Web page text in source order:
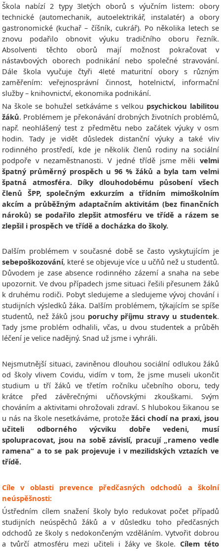
Škola nabízí 2 typy 3letých oborů s výučním listem: obory
technické (automechanik, autoelektrikář, instalatér) a obory
gastronomické (kuchař – číšník, cukrář). Po několika letech se
znovu podařilo obnovit výuku tradičního oboru řezník.
Absolventi těchto oborů mají možnost pokračovat v
nástavbových oborech podnikání nebo společné stravování.
Dále škola vyučuje čtyři 4leté maturitní obory s různým
zaměřením: veřejnosprávní činnost, hotelnictví, informační
služby – knihovnictví, ekonomika podnikání.
Na škole se bohužel setkáváme s velkou psychickou labilitou
žáků. Problémem je překonávání drobných životních problémů,
např. neohlášený test z předmětu nebo začátek výuky v osm
hodin. Tady je vidět důsledek distanční výuky a také vliv
rodinného prostředí, kde je několik členů rodiny na sociální
podpoře v nezaměstnanosti. V jedné třídě jsme měli velmi
špatný průměrný prospěch u 96 % žáků a byla tam velmi
špatná atmosféra. Díky dlouhodobému působení všech
členů ŠPP, společným exkurzím a třídním mimoškolním
akcím a průběžným adaptačním aktivitám (bez finančních
nároků) se podařilo zlepšit atmosféru ve třídě a rázem se
zlepšil i prospěch ve třídě a docházka do školy.
Dalším problémem v současné době se často vyskytujícím je
sebepoškozování, které se objevuje více u učňů než u studentů.
Důvodem je zase absence rodinného zázemí a snaha na sebe
upozornit. Ve dvou případech jsme situaci řešili přesunem žáků
k druhému rodiči. Pobyt sledujeme a sledujeme vývoj chování i
studijních výsledků žáka. Dalším problémem, týkajícím se spíše
studentů, než žáků jsou poruchy příjmu stravy u studentek.
Tady jsme problém odhalili, včas, u dvou studentek a průběh
léčení je velice nadějný. Snad už jsme i vyhráli.
Nejsmutnější situaci, zaviněnou dlouhou sociální odlukou žáků
od školy vlivem Covidu, vidím v tom, že jsme museli ukončit
studium u tří žáků ve třetím ročníku učebního oboru, tedy
krátce před závěrečnými učňovskými zkouškami. Svým
chováním a aktivitami ohrožovali zdraví. S hlubokou šikanou se
u nás na škole nesetkáváme, protožežáci chodí na praxi, jsou
učiteli odborného výcviku dobře vedeni, musí
spolupracovat, jsou na sobě závislí, pracují „rameno vedle
ramena“ a to se pak projevuje i v mezilidských vztazích ve
třídě.
Cíle v oblasti prevence předčasných odchodů a školní
neúspěšnosti:
Ústředním cílem snažení školy bylo redukovat počet případů
studijních neúspěchů žáků a v důsledku toho předčasných
odchodů ze školy s nedokončeným vzděláním. Vytvořit dobrou
a tvůrčí atmosféru mezi učiteli i žáky ve škole. Cílem této